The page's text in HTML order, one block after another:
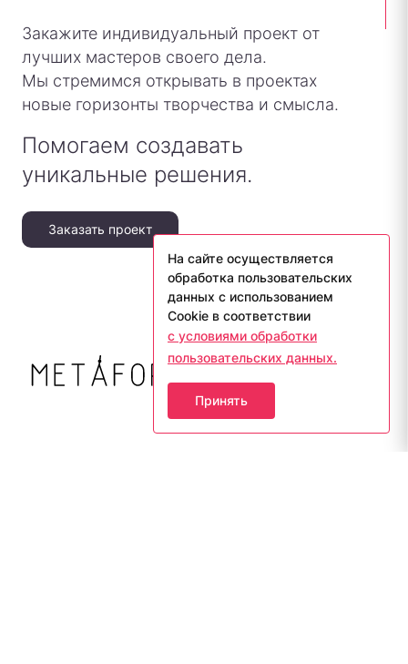
Закажите индивидуальный проект от
лучших мастеров своего дела.
Мы стремимся открывать в проектах
новые горизонты творчества и смысла.
Помогаем создавать
уникальные решения.
Заказать проект
На сайте осуществляется
обработка пользовательских
данных с использованием
Cookie в соответствии
с условиями обработки
пользовательских данных.
Принять